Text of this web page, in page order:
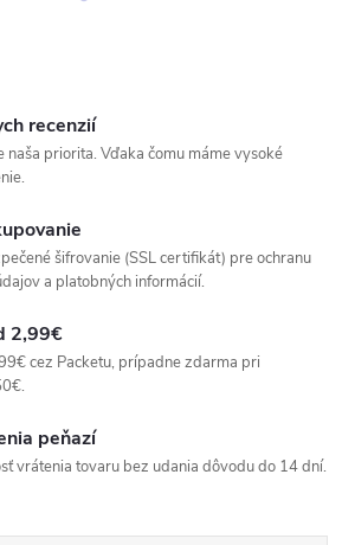
recenzií
naša priorita. Vďaka čomu máme vysoké
šifrovanie (SSL certifikát) pre ochranu
a platobných informácií.
2,99€
cez Packetu, prípadne zdarma pri
peňazí
vrátenia tovaru bez udania dôvodu do 14 dní.